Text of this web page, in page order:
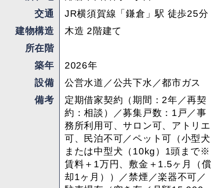
交通
JR横須賀線「鎌倉」駅 徒歩25分
建物構造
木造 2階建て
所在階
築年
2026年
設備
公営水道／公共下水／都市ガス
備考
定期借家契約（期間：2年／再契
約：相談）／募集戸数：1戸／事
務所利用可、サロン可、アトリエ
可、民泊不可／ペット可（小型犬
または中型犬（10kg）1頭まで※
賃料＋1万円、敷金＋1.5ヶ月（償
却1ヶ月））／禁煙／楽器不可／